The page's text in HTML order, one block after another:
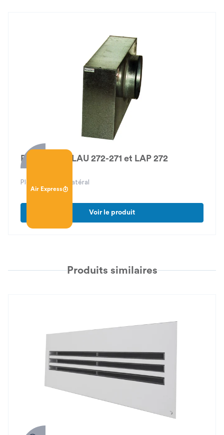
Air Express
PFU 12 pour LAU 272-271 et LAP 272
Plénum piquage latéral
Voir le produit
Produits similaires